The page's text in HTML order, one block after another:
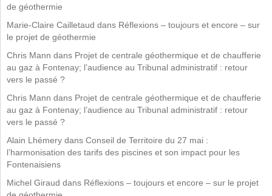
de géothermie
Marie-Claire Cailletaud dans Réflexions – toujours et encore – sur
le projet de géothermie
Chris Mann dans Projet de centrale géothermique et de chaufferie
au gaz à Fontenay; l’audience au Tribunal administratif : retour
vers le passé ?
Chris Mann dans Projet de centrale géothermique et de chaufferie
au gaz à Fontenay; l’audience au Tribunal administratif : retour
vers le passé ?
Alain Lhémery dans Conseil de Territoire du 27 mai :
l’harmonisation des tarifs des piscines et son impact pour les
Fontenaisiens
Michel Giraud dans Réflexions – toujours et encore – sur le projet